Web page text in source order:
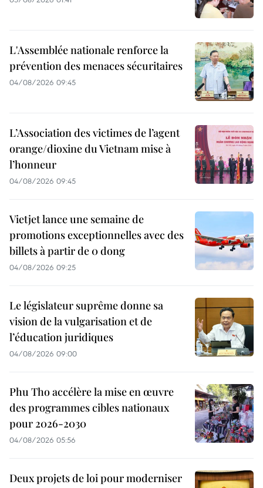
L'Assemblée nationale renforce la
prévention des menaces sécuritaires
04/08/2026 09:45
L’Association des victimes de l’agent
orange/dioxine du Vietnam mise à
l’honneur
04/08/2026 09:45
Vietjet lance une semaine de
promotions exceptionnelles avec des
billets à partir de 0 dong
04/08/2026 09:25
Le législateur suprême donne sa
vision de la vulgarisation et de
l’éducation juridiques
04/08/2026 09:00
Phu Tho accélère la mise en œuvre
des programmes cibles nationaux
pour 2026-2030
04/08/2026 05:56
Deux projets de loi pour moderniser